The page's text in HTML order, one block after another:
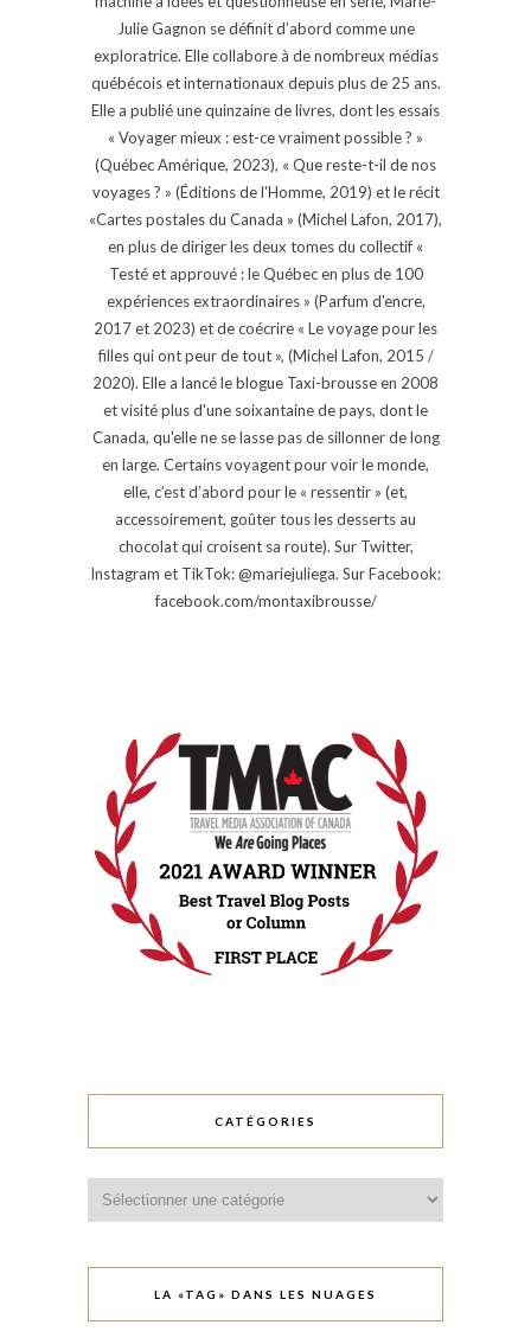
Julie Gagnon se définit d’abord comme une
exploratrice. Elle collabore à de nombreux médias
québécois et internationaux depuis plus de 25 ans.
Elle a publié une quinzaine de livres, dont les essais
« Voyager mieux : est-ce vraiment possible ? »
(Québec Amérique, 2023), « Que reste-t-il de nos
voyages ? » (Éditions de l'Homme, 2019) et le récit
«Cartes postales du Canada » (Michel Lafon, 2017),
en plus de diriger les deux tomes du collectif «
Testé et approuvé : le Québec en plus de 100
expériences extraordinaires » (Parfum d'encre,
2017 et 2023) et de coécrire « Le voyage pour les
filles qui ont peur de tout », (Michel Lafon, 2015 /
2020). Elle a lancé le blogue Taxi-brousse en 2008
et visité plus d'une soixantaine de pays, dont le
Canada, qu'elle ne se lasse pas de sillonner de long
en large. Certains voyagent pour voir le monde,
elle, c’est d’abord pour le « ressentir » (et,
accessoirement, goûter tous les desserts au
chocolat qui croisent sa route). Sur Twitter,
Instagram et TikTok: @mariejuliega. Sur Facebook:
facebook.com/montaxibrousse/
CATÉGORIES
LA «TAG» DANS LES NUAGES